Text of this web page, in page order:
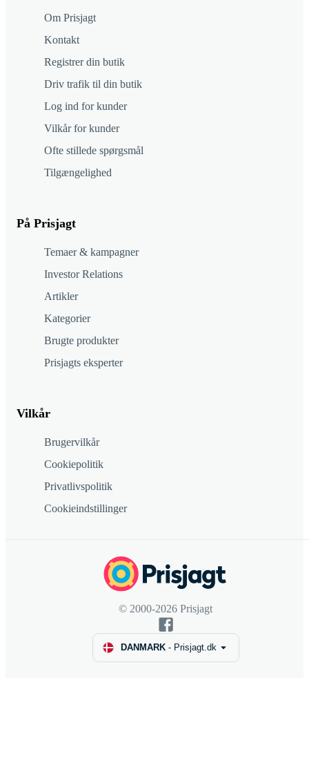
Om Prisjagt
Kontakt
Registrer din butik
Driv trafik til din butik
Log ind for kunder
Vilkår for kunder
Ofte stillede spørgsmål
Tilgængelighed
På Prisjagt
Temaer & kampagner
Investor Relations
Artikler
Kategorier
Brugte produkter
Prisjagts eksperter
Vilkår
Brugervilkår
Cookiepolitik
Privatlivspolitik
Cookieindstillinger
© 2000-2026 Prisjagt
DANMARK- Prisjagt.dk